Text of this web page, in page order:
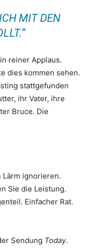
MIT DEN
reiner Applaus.
dies kommen sehen.
stattgefunden
ihr Vater, ihre
Bruce. Die
Lärm ignorieren.
Sie die Leistung.
Einfacher Rat.
Sendung Today.